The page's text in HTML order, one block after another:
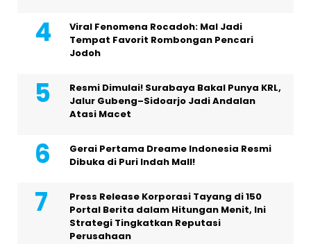
Viral Fenomena Rocadoh: Mal Jadi
Tempat Favorit Rombongan Pencari
Jodoh
Resmi Dimulai! Surabaya Bakal Punya KRL,
Jalur Gubeng–Sidoarjo Jadi Andalan
Atasi Macet
Gerai Pertama Dreame Indonesia Resmi
Dibuka di Puri Indah Mall!
Press Release Korporasi Tayang di 150
Portal Berita dalam Hitungan Menit, Ini
Strategi Tingkatkan Reputasi
Perusahaan